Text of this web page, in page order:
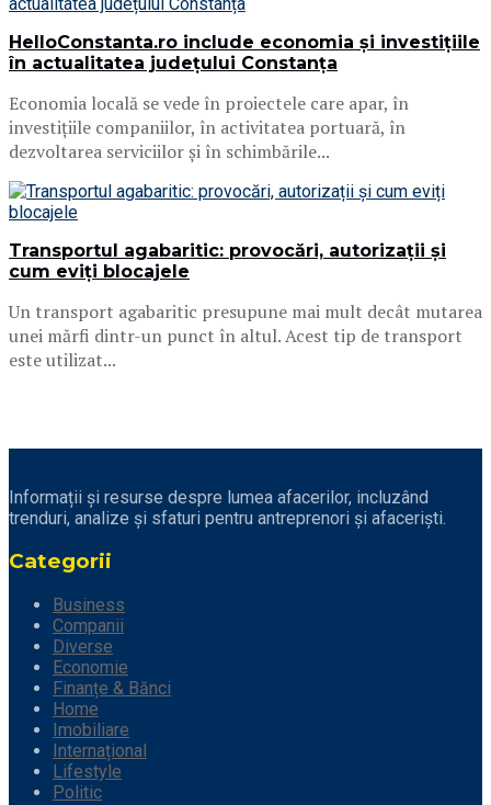
HelloConstanta.ro include economia și investițiile
în actualitatea județului Constanța
Economia locală se vede în proiectele care apar, în
investițiile companiilor, în activitatea portuară, în
dezvoltarea serviciilor și în schimbările...
Transportul agabaritic: provocări, autorizații și
cum eviți blocajele
Un transport agabaritic presupune mai mult decât mutarea
unei mărfi dintr-un punct în altul. Acest tip de transport
este utilizat...
Informații și resurse despre lumea afacerilor, incluzând
trenduri, analize și sfaturi pentru antreprenori și afaceriști.
Categorii
Business
Companii
Diverse
Economie
Finanțe & Bănci
Home
Imobiliare
Internațional
Lifestyle
Politic